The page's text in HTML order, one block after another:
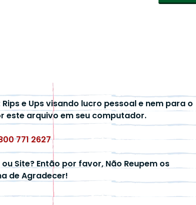
e Ups visando lucro pessoal e nem para o
este arquivo em seu computador.
771 2627
Site? Então por favor, Não Reupem os
de Agradecer!